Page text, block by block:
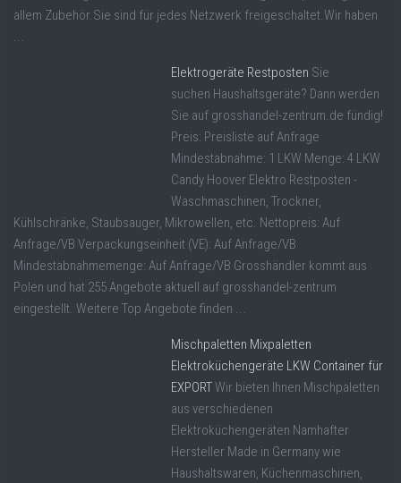
allem Zubehör.Sie sind für jedes Netzwerk freigeschaltet.Wir haben
...
Elektrogeräte Restposten Sie
suchen Haushaltsgeräte? Dann werden
Sie auf grosshandel-zentrum.de fündig!
Preis: Preisliste auf Anfrage
Mindestabnahme: 1 LKW Menge: 4 LKW
Candy Hoover Elektro Restposten -
Waschmaschinen, Trockner,
Kühlschränke, Staubsauger, Mikrowellen, etc. Nettopreis: Auf
Anfrage/VB Verpackungseinheit (VE): Auf Anfrage/VB
Mindestabnahmemenge: Auf Anfrage/VB Grosshändler kommt aus
Polen und hat 255 Angebote aktuell auf grosshandel-zentrum
eingestellt. Weitere Top Angebote finden ...
Mischpaletten Mixpaletten
Elektroküchengeräte LKW Container für
EXPORTWir bieten Ihnen Mischpaletten
aus verschiedenen
Elektroküchengeräten Namhafter
Hersteller Made in Germany wie
Haushaltswaren, Küchenmaschinen,